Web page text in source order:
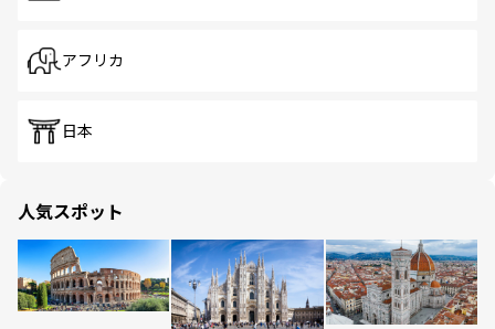
アフリカ
日本
人気スポット